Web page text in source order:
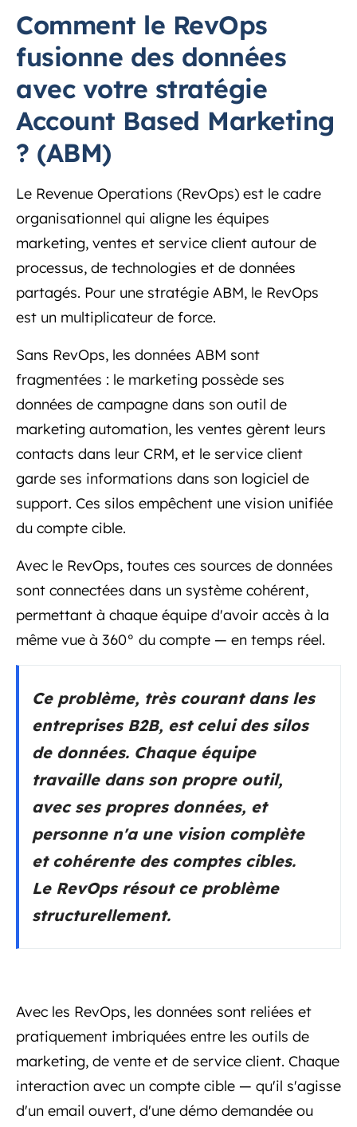
Comment le RevOps
fusionne des données
avec votre stratégie
Account Based Marketing
? (ABM)
Le Revenue Operations (RevOps) est le cadre
organisationnel qui aligne les équipes
marketing, ventes et service client autour de
processus, de technologies et de données
partagés. Pour une stratégie ABM, le RevOps
est un multiplicateur de force.
Sans RevOps, les données ABM sont
fragmentées : le marketing possède ses
données de campagne dans son outil de
marketing automation, les ventes gèrent leurs
contacts dans leur CRM, et le service client
garde ses informations dans son logiciel de
support. Ces silos empêchent une vision unifiée
du compte cible.
Avec le RevOps, toutes ces sources de données
sont connectées dans un système cohérent,
permettant à chaque équipe d'avoir accès à la
même vue à 360° du compte — en temps réel.
Ce problème, très courant dans les
entreprises B2B, est celui des silos
de données. Chaque équipe
travaille dans son propre outil,
avec ses propres données, et
personne n'a une vision complète
et cohérente des comptes cibles.
Le RevOps résout ce problème
structurellement.
Avec les RevOps, les données sont reliées et
pratiquement imbriquées entre les outils de
marketing, de vente et de service client. Chaque
interaction avec un compte cible — qu'il s'agisse
d'un email ouvert, d'une démo demandée ou